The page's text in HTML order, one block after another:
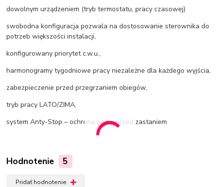
dowolnym urządzeniem (tryb termostatu, pracy czasowej)
swobodna konfiguracja pozwala na dostosowanie sterownika do
potrzeb większości instalacji,
konfigurowany priorytet c.w.u.,
harmonogramy tygodniowe pracy niezależne dla każdego wyjścia,
zabezpieczenie przed przegrzaniem obiegów,
tryb pracy LATO/ZIMA,
system Anty-Stop – ochrona pomp przed zastaniem
Hodnotenie 5
Pridať hodnotenie